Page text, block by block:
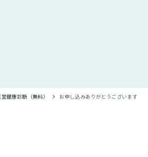
健康診断（無料） お申し込みありがとうございます